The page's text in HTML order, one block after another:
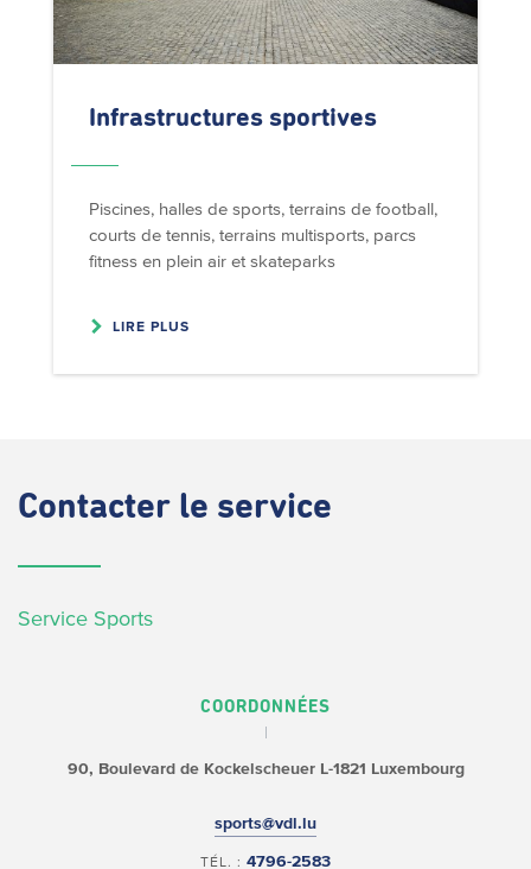
Infrastructures sportives
Piscines, halles de sports, terrains de football,
courts de tennis, terrains multisports, parcs
fitness en plein air et skateparks
LIRE PLUS
Contacter le service
Service Sports
COORDONNÉES
90, Boulevard de Kockelscheuer L-1821 Luxembourg
sports@vdl.lu
TÉL. : 4796-2583